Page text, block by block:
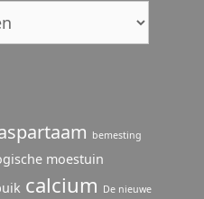
bemesting
moestuin
calcium De nieuwe